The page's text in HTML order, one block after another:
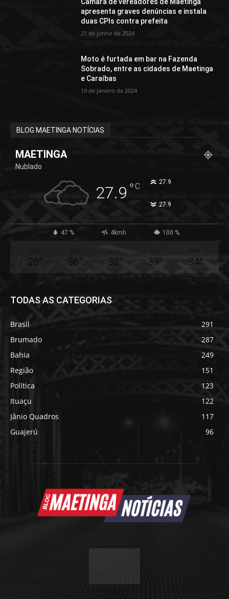
apresenta graves denúncias e instala
duas CPIs contra prefeita
21 de junho de 2024
Moto é furtada em bar na Fazenda
Sobrado, entre as cidades de Maetinga
e Caraíbas
19 de janeiro de 2024
BLOG MAETINGA NOTÍCIAS
MAETINGA
Nublado
27.9 °C 27.9
27.9
47 % 4kmh 100 %
28° 36°
QUA
38° 37° 34°
TODAS AS CATEGORIAS
Brasil
291
Brumado
287
Bahia
249
Região
151
Política
123
Ituaçu
122
Jânio Quadros
117
Guajerú
96